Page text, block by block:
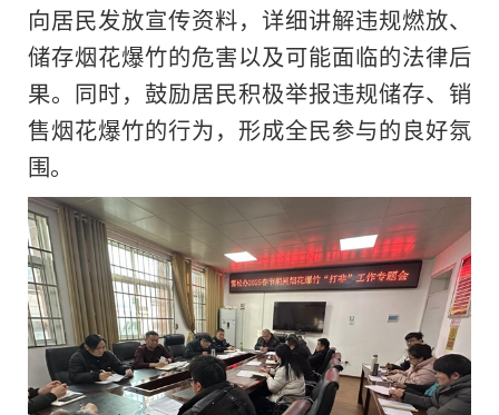
向居民发放宣传资料，详细讲解违规燃放、
储存烟花爆竹的危害以及可能面临的法律后
果。同时，鼓励居民积极举报违规储存、销
售烟花爆竹的行为，形成全民参与的良好氛
围。